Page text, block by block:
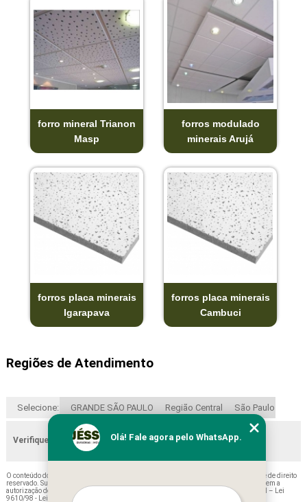
forro mineral Trianon
Masp
forros modulado
minerais Arujá
forros placa minerais
Igarapava
forros placa minerais
Cambuci
Regiões de Atendimento
Selecione: GRANDE SÃO PAULO Região Central São Paulo
Verifique as regiões que atendemos
O conteúdo do texto "
" é de direito
reservado. Sua reprodução, parcial ou total, mesmo citando nossos links, é proibida sem a
autorização do autor. Crime de violação de direito autoral – artigo 184 do Código Penal –
Lei
9610/98 - Lei de direitos autorais
Olá! Fale agora pelo WhatsApp.